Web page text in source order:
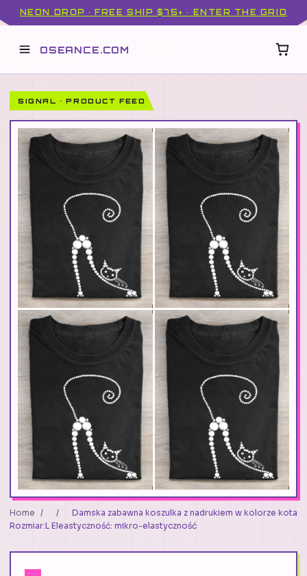
NEON DROP · FREE SHIP $75+ · ENTER THE GRID
OSEANCE.COM
SIGNAL · PRODUCT FEED
Home / /
Damska zabawna koszulka z nadrukiem w kolorze kota
Rozmiar:L Eleastyczność: mikro-elastyczność